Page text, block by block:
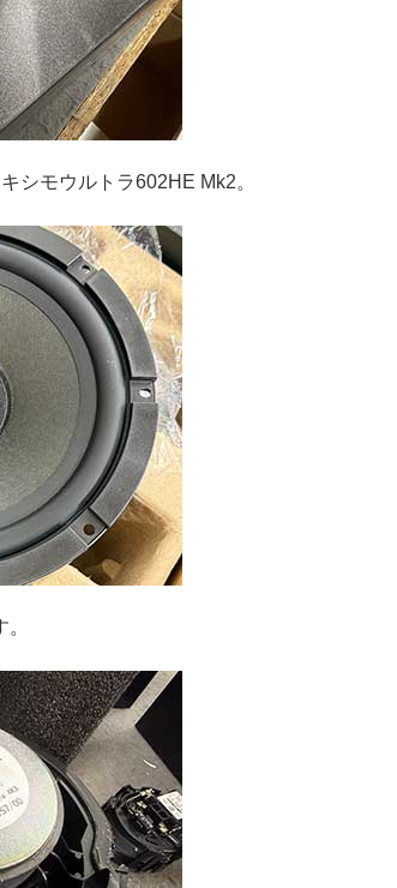
シモウルトラ602HE Mk2。